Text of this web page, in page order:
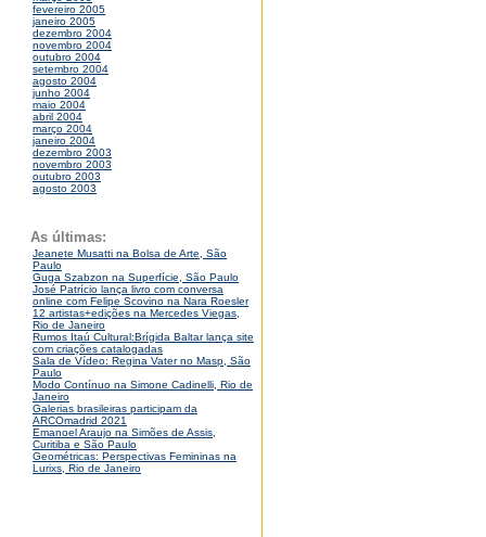
fevereiro 2005
janeiro 2005
dezembro 2004
novembro 2004
outubro 2004
setembro 2004
agosto 2004
junho 2004
maio 2004
abril 2004
março 2004
janeiro 2004
dezembro 2003
novembro 2003
outubro 2003
agosto 2003
As últimas:
Jeanete Musatti na Bolsa de Arte, São
Paulo
Guga Szabzon na Superfície, São Paulo
José Patrício lança livro com conversa
online com Felipe Scovino na Nara Roesler
12 artistas+edições na Mercedes Viegas,
Rio de Janeiro
Rumos Itaú Cultural:Brígida Baltar lança site
com criações catalogadas
Sala de Vídeo: Regina Vater no Masp, São
Paulo
Modo Contínuo na Simone Cadinelli, Rio de
Janeiro
Galerias brasileiras participam da
ARCOmadrid 2021
Emanoel Araujo na Simões de Assis,
Curitiba e São Paulo
Geométricas: Perspectivas Femininas na
Lurixs, Rio de Janeiro